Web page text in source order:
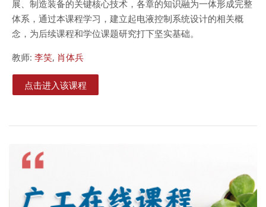
展、制造装备的关键核心技术，各章的知识融为一体形成完整
体系，通过本课程学习，建立起电液控制系统设计的相关概
念，为后续课程和学位课题研究打下坚实基础。
教师: 李笑, 肖体兵
点击进入该课程